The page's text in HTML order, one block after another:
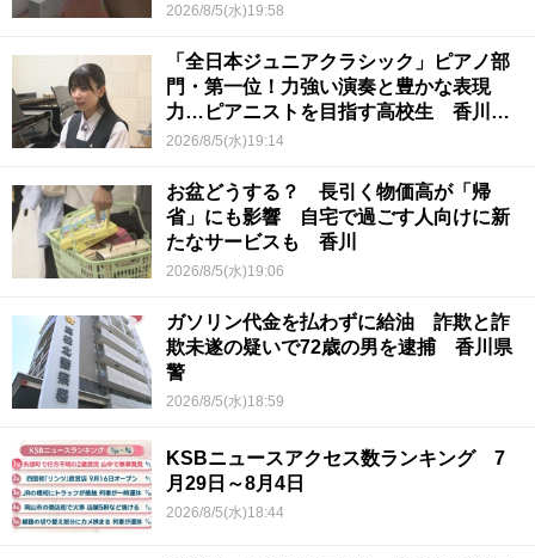
2026/8/5(水)19:58
「全日本ジュニアクラシック」ピアノ部
門・第一位！力強い演奏と豊かな表現
力…ピアニストを目指す高校生 香川
【青春のキセキ】
2026/8/5(水)19:14
お盆どうする？ 長引く物価高が「帰
省」にも影響 自宅で過ごす人向けに新
たなサービスも 香川
2026/8/5(水)19:06
ガソリン代金を払わずに給油 詐欺と詐
欺未遂の疑いで72歳の男を逮捕 香川県
警
2026/8/5(水)18:59
KSBニュースアクセス数ランキング 7
月29日～8月4日
2026/8/5(水)18:44